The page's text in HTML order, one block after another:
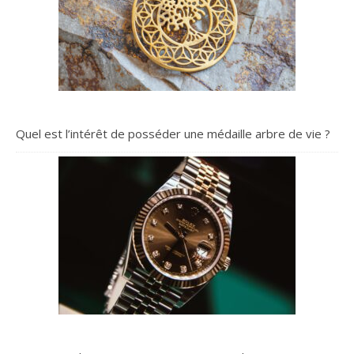
nouvelle, votre chauffage
intelligent peut contrôler
jusqu'à 20 Têtes
Thermostatiques...
Quel est l’intérêt de posséder une médaille arbre de vie ?